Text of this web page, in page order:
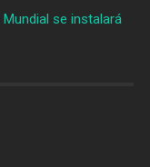
se instalará